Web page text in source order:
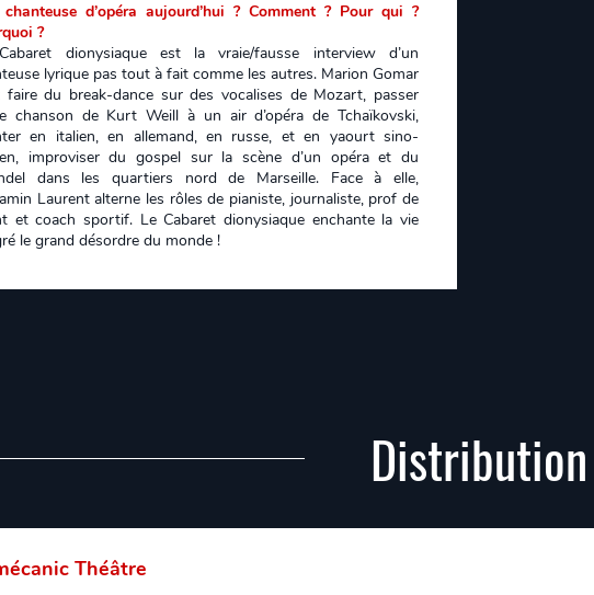
chanteuse d’opéra aujourd’hui ? Comment ? Pour qui ?
?
dionysiaque est la vraie/fausse interview d’un
lyrique pas tout à fait comme les autres. Marion Gomar
faire du break-dance sur des vocalises de Mozart, passer
chanson de Kurt Weill à un air d’opéra de Tchaïkovski,
en italien, en allemand, en russe, et en yaourt sino-
improviser du gospel sur la scène d’un opéra et du
dans les quartiers nord de Marseille. Face à elle,
Laurent alterne les rôles de pianiste, journaliste, prof de
et coach sportif. Le Cabaret dionysiaque enchante la vie
le grand désordre du monde !
Distribution
Théâtre